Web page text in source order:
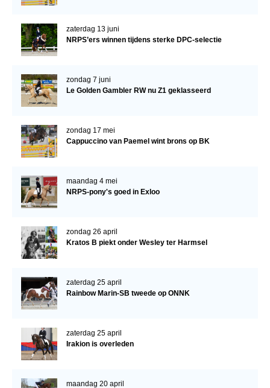
zaterdag 13 juni
NRPS’ers winnen tijdens sterke DPC-selectie
zondag 7 juni
Le Golden Gambler RW nu Z1 geklasseerd
zondag 17 mei
Cappuccino van Paemel wint brons op BK
maandag 4 mei
NRPS-pony's goed in Exloo
zondag 26 april
Kratos B piekt onder Wesley ter Harmsel
zaterdag 25 april
Rainbow Marin-SB tweede op ONNK
zaterdag 25 april
Irakion is overleden
maandag 20 april